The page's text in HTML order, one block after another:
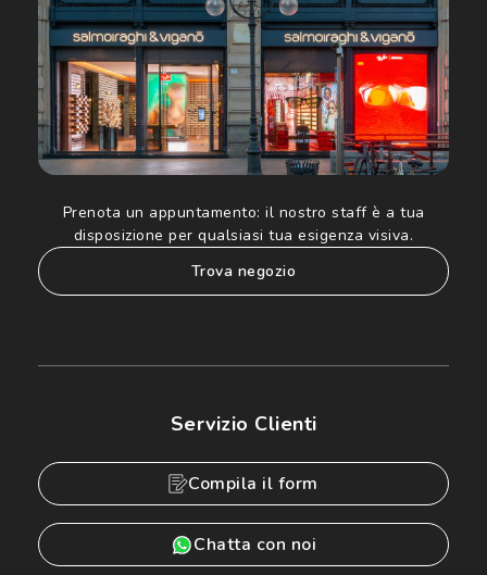
Prenota un appuntamento: il nostro staff è a tua
disposizione per qualsiasi tua esigenza visiva.
trova negozio
Servizio Clienti
Compila il form
Chatta con noi